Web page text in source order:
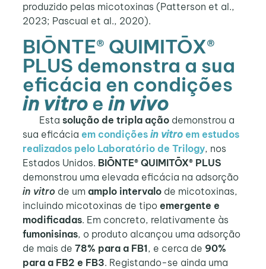
produzido pelas micotoxinas (Patterson et al.,
2023; Pascual et al., 2020).
BIŌNTE® QUIMITŌX®
PLUS demonstra a sua
eficácia en condições
in vitro e in vivo
Esta solução de tripla açãodemonstrou a
sua eficácia em condições in vitroem estudos
realizados pelo Laboratório de Trilogy, nos
Estados Unidos. BIŌNTE® QUIMITŌX® PLUS
demonstrou uma elevada eficácia na adsorção
in vitro de um amplo intervalode micotoxinas,
incluindo micotoxinas de tipo emergente e
modificadas. Em concreto, relativamente às
fumonisinas, o produto alcançou uma adsorção
de mais de 78% para a FB1, e cerca de 90%
para a FB2 e FB3. Registando-se ainda uma